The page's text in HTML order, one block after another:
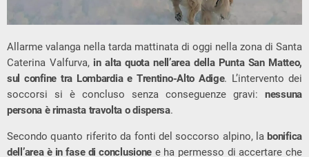
Allarme valanga nella tarda mattinata di oggi nella zona di Santa
Caterina Valfurva, in alta quota nell’area della Punta San Matteo,
sul confine tra Lombardia e Trentino-Alto Adige. L’intervento dei
soccorsi si è concluso senza conseguenze gravi:nessuna
persona è rimasta travolta o dispersa.
Secondo quanto riferito da fonti del soccorso alpino, labonifica
dell’area è in fase di conclusione e ha permesso di accertare che